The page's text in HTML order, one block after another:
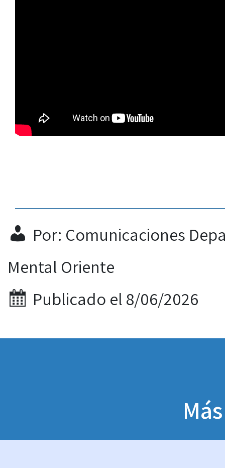
Por: Comunicaciones
Mental Oriente
Publicado el 8/06/2026